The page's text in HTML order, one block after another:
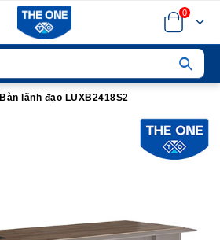
0
Bàn lãnh đạo LUXB2418S2